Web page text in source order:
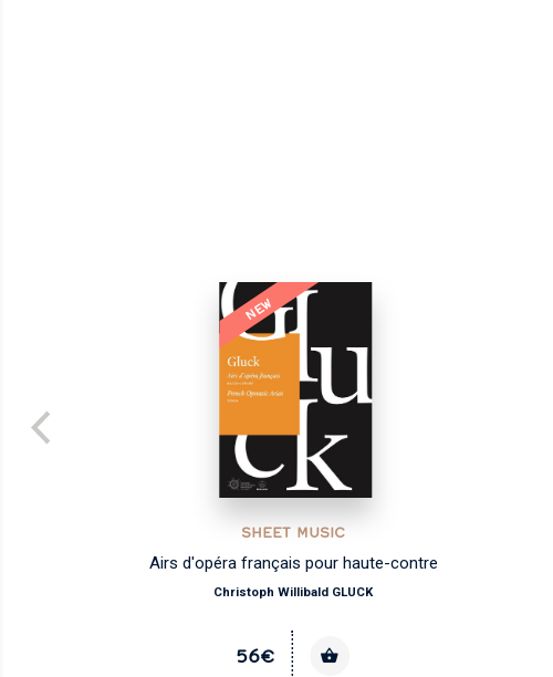
NEW
SHEET MUSIC
Airs d'opéra français pour haute-contre
Christoph Willibald GLUCK
56€